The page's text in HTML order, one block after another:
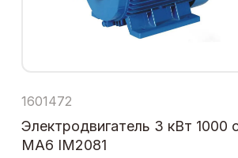
1601472
Электродвигатель 3 кВт 1000
МА6 IM2081